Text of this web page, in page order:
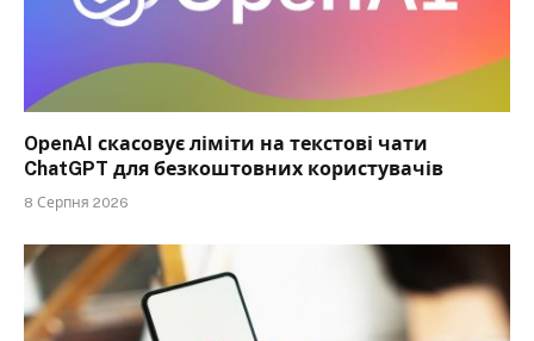
OpenAI скасовує ліміти на текстові чати
ChatGPT для безкоштовних користувачів
8 Серпня 2026